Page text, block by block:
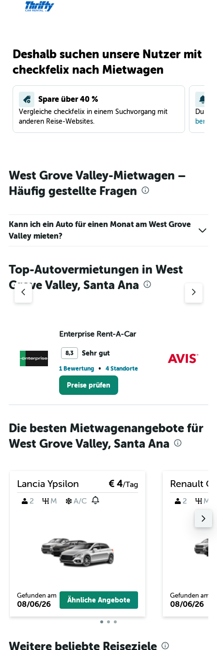
Deshalb suchen unsere Nutzer mit
checkfelix nach Mietwagen
Spare über 40 %
Vergleiche checkfelix in einem Suchvorgang mit
anderen Reise-Websites.
Du
West Grove Valley-Mietwagen –
Häufig gestellte Fragen
Kann ich ein Auto für einen Monat am West Grove
Valley mieten?
Top-Autovermietungen in West
Grove Valley, Santa Ana
Enterprise Rent-A-Car
8,3 Sehr gut
1 Bewertung • 4 Standorte
Preise prüfen
Die besten Mietwagenangebote für
West Grove Valley, Santa Ana
Lancia Ypsilon € 4/Tag
2
M A/C
Gefunden am
08/06/26 Ähnliche Angebote
Renault
2 M
Gefunden am
08/06/26
Weitere beliebte Reiseziele